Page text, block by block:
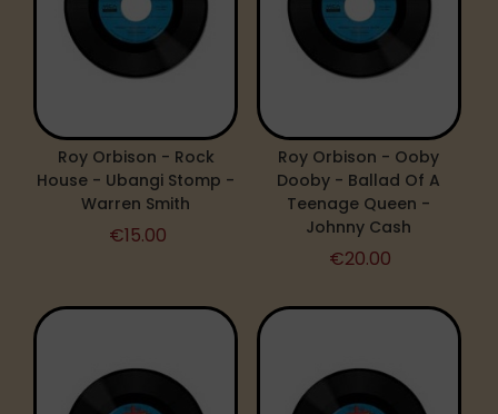
Roy Orbison - Rock
House - Ubangi Stomp -
Warren Smith
€15.00
Roy Orbison - Ooby
Dooby - Ballad Of A
Teenage Queen -
Johnny Cash
€20.00